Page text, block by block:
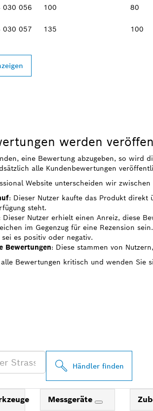
030 056
100 80
030 057 135 100
werden
eine Bewertung abzugeben, so wird
alle Kundenbewertungen
Website unterscheiden wir
: Dieser Nutzer kaufte das Produkt
steht.
Dieser Nutzer erhielt einen Anreiz, diese
im Gegenzug für eine Rezension
es positiv oder negativ.
Bewertungen: Diese stammen von
Bewertungen kritisch und wenden Sie
Händler finden
Messgeräte